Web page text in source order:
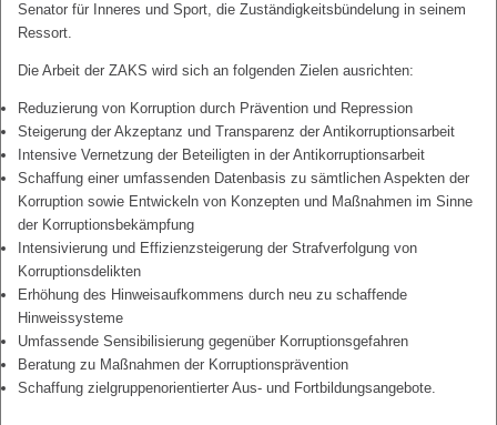
Senator für Inneres und Sport, die Zuständigkeitsbündelung in seinem
Ressort.
Die Arbeit der ZAKS wird sich an folgenden Zielen ausrichten:
Reduzierung von Korruption durch Prävention und Repression
Steigerung der Akzeptanz und Transparenz der Antikorruptionsarbeit
Intensive Vernetzung der Beteiligten in der Antikorruptionsarbeit
Schaffung einer umfassenden Datenbasis zu sämtlichen Aspekten der
Korruption sowie Entwickeln von Konzepten und Maßnahmen im Sinne
der Korruptionsbekämpfung
Intensivierung und Effizienzsteigerung der Strafverfolgung von
Korruptionsdelikten
Erhöhung des Hinweisaufkommens durch neu zu schaffende
Hinweissysteme
Umfassende Sensibilisierung gegenüber Korruptionsgefahren
Beratung zu Maßnahmen der Korruptionsprävention
Schaffung zielgruppenorientierter Aus- und Fortbildungsangebote.